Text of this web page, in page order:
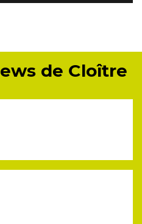
de Cloître